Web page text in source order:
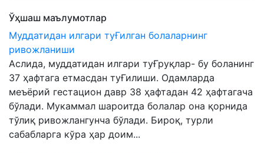
Ўҳшаш маълумотлар
Муддатидан илгари туҒилган болаларнинг
ривожланиши
Aслида, муддатидан илгари туҒруқлар- бу боланинг
37 ҳафтага етмасдан туҒилиши. Одамларда
меъёрий гестацион давр 38 ҳафтадан 42 ҳафтагача
бўлади. Мукаммал шароитда болалар она қорнида
тўлиқ ривожлангунча бўлади. Бироқ, турли
сабабларга кўра ҳар доим...